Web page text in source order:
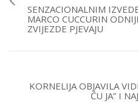
SENZACIONALNIM
MARCO CUCCURIN
ZVIJEZDE PJEVAJU
KORNELIJA OBJAVILA
ĆU JA” I